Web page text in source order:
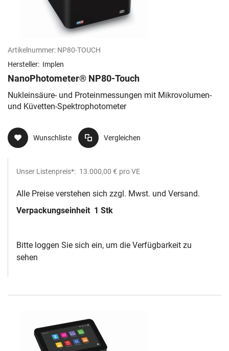
Artikelnummer: NP80-TOUCH
Hersteller: Implen
NanoPhotometer® NP80-Touch
Nukleinsäure- und Proteinmessungen mit Mikrovolumen-
und Küvetten-Spektrophotometer
Wunschliste Vergleichen
Unser Listenpreis*: 13.000,00 € pro VE
Alle Preise verstehen sich zzgl. Mwst. und Versand.
Verpackungseinheit 1 Stk
Bitte loggen Sie sich ein, um die Verfügbarkeit zu
sehen